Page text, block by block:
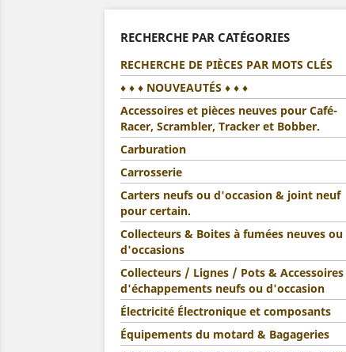
RECHERCHE PAR CATÉGORIES
RECHERCHE DE PIÈCES PAR MOTS CLÉS
♦ ♦ ♦ NOUVEAUTÉS ♦ ♦ ♦
Accessoires et pièces neuves pour Café-
Racer, Scrambler, Tracker et Bobber.
Carburation
Carrosserie
Carters neufs ou d'occasion & joint neuf
pour certain.
Collecteurs & Boites à fumées neuves ou
d'occasions
Collecteurs / Lignes / Pots & Accessoires
d'échappements neufs ou d'occasion
Électricité Électronique et composants
Équipements du motard & Bagageries